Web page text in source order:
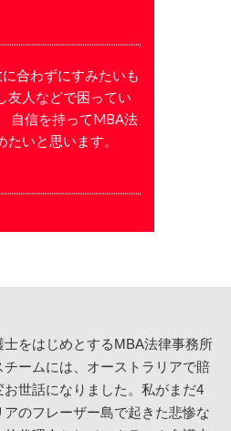
合わずにすみたいも
友人などで困ってい
自信を持ってMBA法
いと思います。
士をはじめとするMBA法律事務所
ームには、オーストラリアで賠
世話になりました。私がまだ4
のフレーザー島で起きた悲惨な